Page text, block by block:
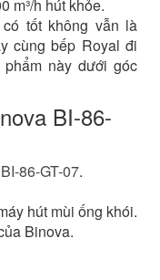
m³/h hút khỏe.
có tốt không vẫn là
cùng bếp Royal đi
này dưới góc
BI-86-
86-GT-07.
hút mùi ống khói.
Binova.